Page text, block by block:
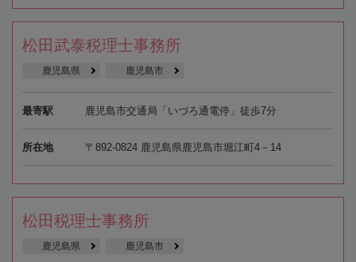
松田武泰税理士事務所
鹿児島県 鹿児島市
最寄駅 鹿児島市交通局「いづろ通電停」徒歩7分
所在地 〒892-0824 鹿児島県鹿児島市堀江町4－14
松田税理士事務所
鹿児島県 鹿児島市